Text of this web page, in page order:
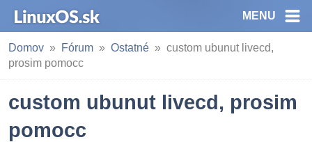
MENU
Domov Fórum Ostatné
custom ubunut livecd,
prosim pomocc
custom ubunut livecd, prosim
pomocc